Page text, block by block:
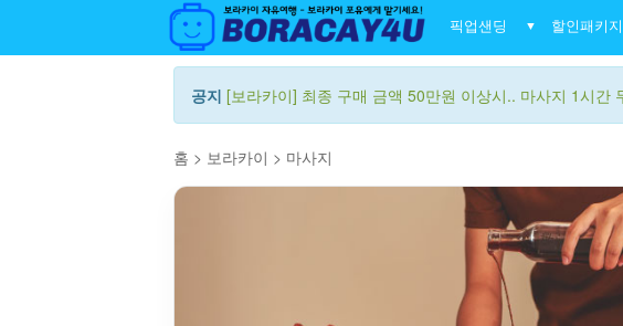
픽업샌딩 ▼ 할인패키지
공지 [보라카이] 최종 구매 금액 50만원 이상시.. 마사지 1시간
홈 > 보라카이 > 마사지